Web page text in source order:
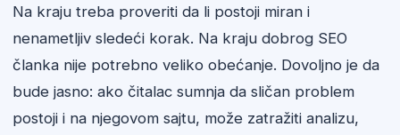
Na kraju treba proveriti da li postoji miran i
nenametljiv sledeći korak. Na kraju dobrog SEO
članka nije potrebno veliko obećanje. Dovoljno je da
bude jasno: ako čitalac sumnja da sličan problem
postoji i na njegovom sajtu, može zatražiti analizu,